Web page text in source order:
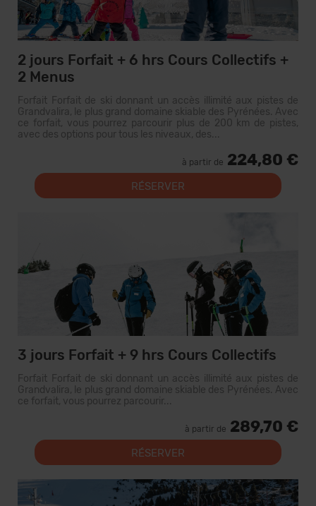
2 jours Forfait + 6 hrs Cours Collectifs +
2 Menus
Forfait Forfait de ski donnant un accès illimité aux pistes de
Grandvalira, le plus grand domaine skiable des Pyrénées. Avec
ce forfait, vous pourrez parcourir plus de 200 km de pistes,
avec des options pour tous les niveaux, des...
à partir de 224,80 €
RÉSERVER
3 jours Forfait + 9 hrs Cours Collectifs
Forfait Forfait de ski donnant un accès illimité aux pistes de
Grandvalira, le plus grand domaine skiable des Pyrénées. Avec
ce forfait, vous pourrez parcourir...
à partir de 289,70 €
RÉSERVER